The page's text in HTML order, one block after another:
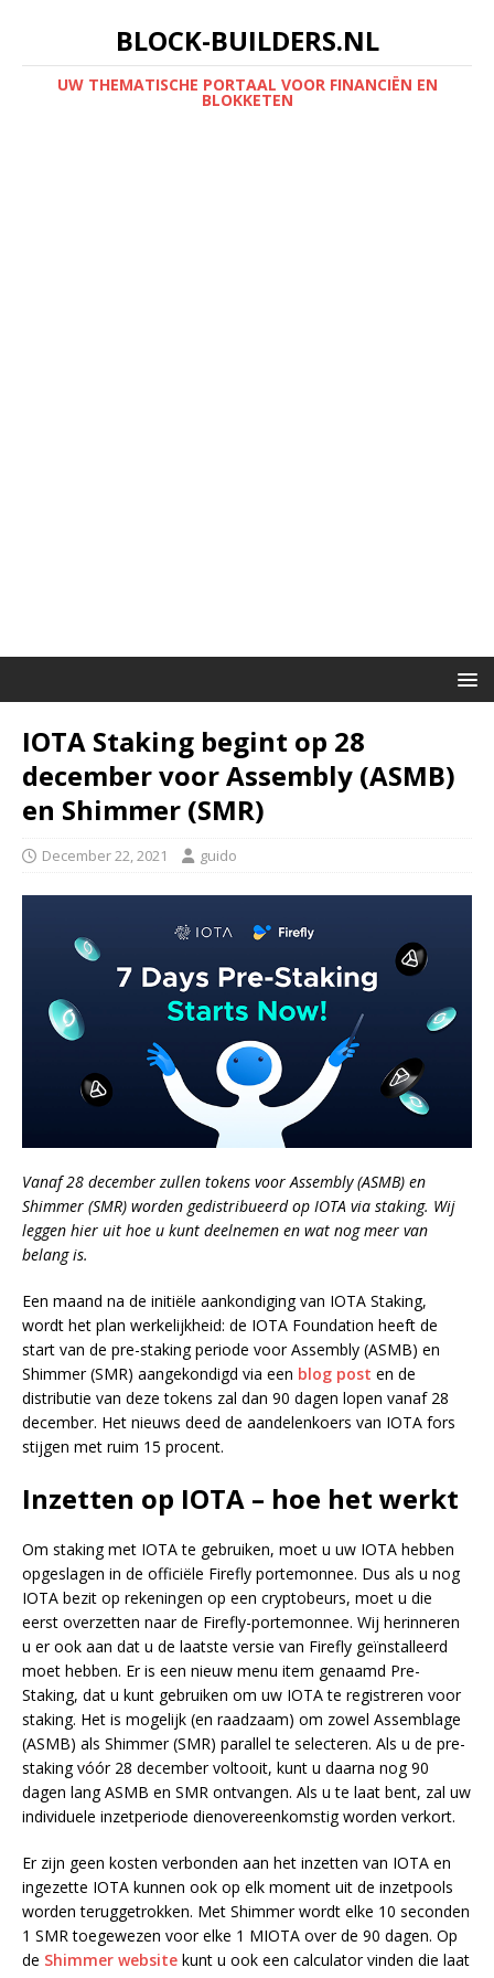
BLOCK-BUILDERS.NL
UW THEMATISCHE PORTAAL VOOR FINANCIËN EN
BLOKKETEN
IOTA Staking begint op 28
december voor Assembly (ASMB)
en Shimmer (SMR)
December 22, 2021 guido
Vanaf 28 december zullen tokens voor Assembly (ASMB) en
Shimmer (SMR) worden gedistribueerd op IOTA via staking. Wij
leggen hier uit hoe u kunt deelnemen en wat nog meer van
belang is.
Een maand na de initiële aankondiging van IOTA Staking,
wordt het plan werkelijkheid: de IOTA Foundation heeft de
start van de pre-staking periode voor Assembly (ASMB) en
Shimmer (SMR) aangekondigd via een blog post en de
distributie van deze tokens zal dan 90 dagen lopen vanaf 28
december. Het nieuws deed de aandelenkoers van IOTA fors
stijgen met ruim 15 procent.
Inzetten op IOTA – hoe het werkt
Om staking met IOTA te gebruiken, moet u uw IOTA hebben
opgeslagen in de officiële Firefly portemonnee. Dus als u nog
IOTA bezit op rekeningen op een cryptobeurs, moet u die
eerst overzetten naar de Firefly-portemonnee. Wij herinneren
u er ook aan dat u de laatste versie van Firefly geïnstalleerd
moet hebben. Er is een nieuw menu item genaamd Pre-
Staking, dat u kunt gebruiken om uw IOTA te registreren voor
staking. Het is mogelijk (en raadzaam) om zowel Assemblage
(ASMB) als Shimmer (SMR) parallel te selecteren. Als u de pre-
staking vóór 28 december voltooit, kunt u daarna nog 90
dagen lang ASMB en SMR ontvangen. Als u te laat bent, zal uw
individuele inzetperiode dienovereenkomstig worden verkort.
Er zijn geen kosten verbonden aan het inzetten van IOTA en
ingezette IOTA kunnen ook op elk moment uit de inzetpools
worden teruggetrokken. Met Shimmer wordt elke 10 seconden
1 SMR toegewezen voor elke 1 MIOTA over de 90 dagen. Op
de Shimmer website kunt u ook een calculator vinden die laat